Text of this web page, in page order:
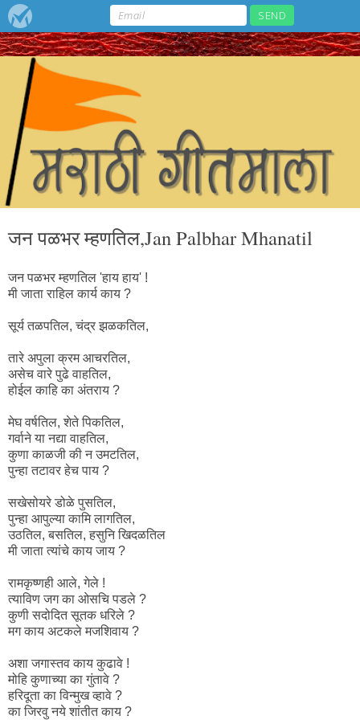
जन पळभर म्हणतिल,Jan Palbhar Mhanatil
जन पळभर म्हणतिल 'हाय हाय' !
मी जाता राहिल कार्य काय ?
सूर्य तळपतिल, चंद्र झळकतिल,
तारे अपुला क्रम आचरतिल,
असेच वारे पुढे वाहतिल,
होईल काहि का अंतराय ?
मेघ वर्षतिल, शेते पिकतिल,
गर्वाने या नद्या वाहतिल,
कुणा काळजी की न उमटतिल,
पुन्हा तटावर हेच पाय ?
सखेसोयरे डोळे पुसतिल,
पुन्हा आपुल्या कामि लागतिल,
उठतिल, बसतिल, हसुनि खिदळतिल
मी जाता त्यांचे काय जाय ?
रामकृष्णही आले, गेले !
त्याविण जग का ओसचि पडले ?
कुणी सदोदित सूतक धरिले ?
मग काय अटकले मजशिवाय ?
अशा जगास्तव काय कुढावे !
मोहि कुणाच्या का गुंतावे ?
हरिदूता का विन्मुख व्हावे ?
का जिरवु नये शांतीत काय ?